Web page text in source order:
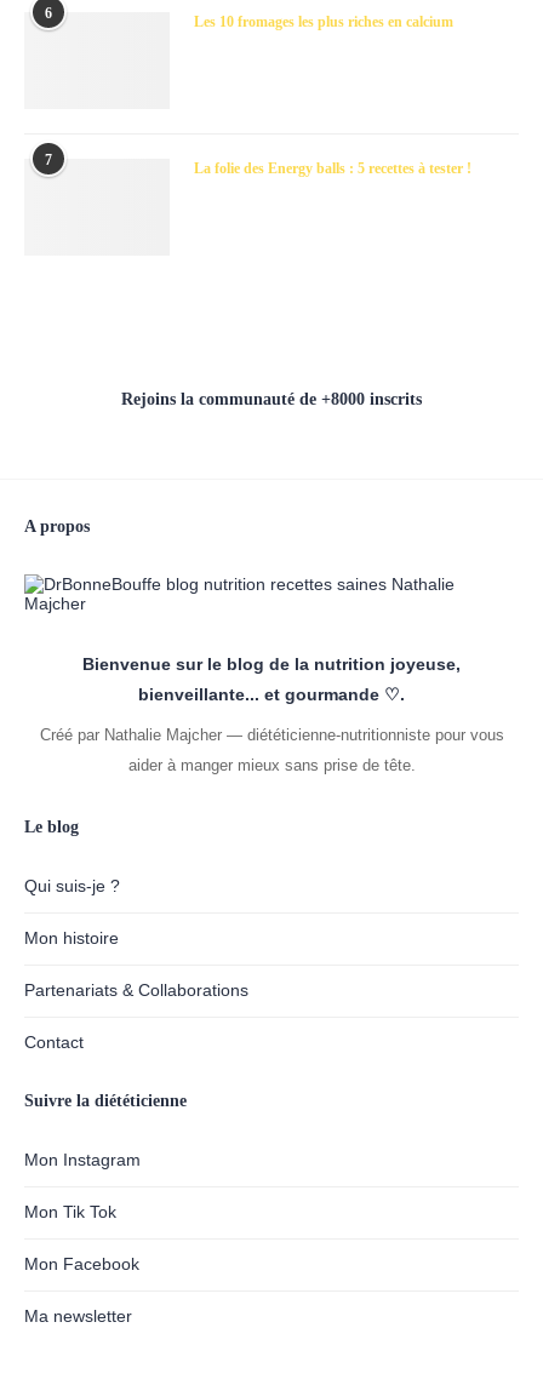
6 Les 10 fromages les plus riches en calcium
7 La folie des Energy balls : 5 recettes à tester !
Rejoins la communauté de +8000 inscrits
A propos
Bienvenue sur le blog de la nutrition joyeuse,
bienveillante... et gourmande ♡.
Créé par Nathalie Majcher — diététicienne-nutritionniste pour vous
aider à manger mieux sans prise de tête.
Le blog
Qui suis-je ?
Mon histoire
Partenariats & Collaborations
Contact
Suivre la diététicienne
Mon Instagram
Mon Tik Tok
Mon Facebook
Ma newsletter